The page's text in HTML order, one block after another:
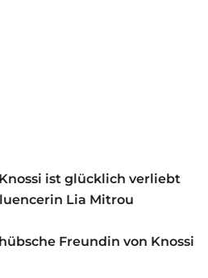
ist glücklich verliebt
Lia Mitrou
Freundin von Knossi